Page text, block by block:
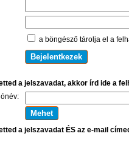
a böngésző tárolja el a
a jelszavadat, akkor írd ide a
a jelszavadat ÉS az e-mail